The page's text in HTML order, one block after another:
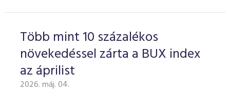
Több mint 10 százalékos
növekedéssel zárta a BUX index
az áprilist
2026. máj. 04.